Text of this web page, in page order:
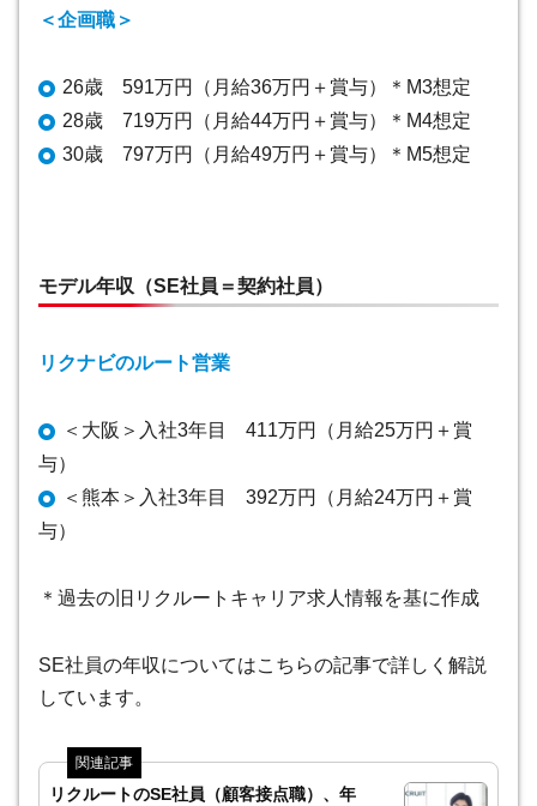
＜企画職＞
26歳 591万円（月給36万円＋賞与）＊M3想定
28歳 719万円（月給44万円＋賞与）＊M4想定
30歳 797万円（月給49万円＋賞与）＊M5想定
モデル年収（SE社員＝契約社員）
リクナビのルート営業
＜大阪＞入社3年目 411万円（月給25万円＋賞
与）
＜熊本＞入社3年目 392万円（月給24万円＋賞
与）
＊過去の旧リクルートキャリア求人情報を基に作成
SE社員の年収についてはこちらの記事で詳しく解説
しています。
リクルートのSE社員（顧客接点職）、年